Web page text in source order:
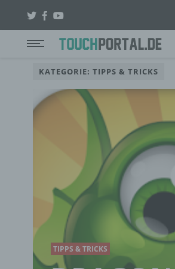
KATEGORIE: TIPPS & TRICKS
TIPPS & TRICKS